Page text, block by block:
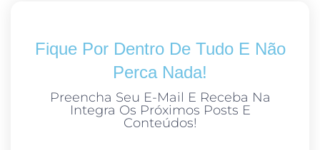
Fique Por Dentro De Tudo E Não
Perca Nada!
Preencha Seu E-Mail E Receba Na
Integra Os Próximos Posts E
Conteúdos!